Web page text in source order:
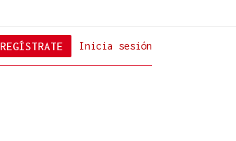
Inicia sesión
REGÍSTRATE